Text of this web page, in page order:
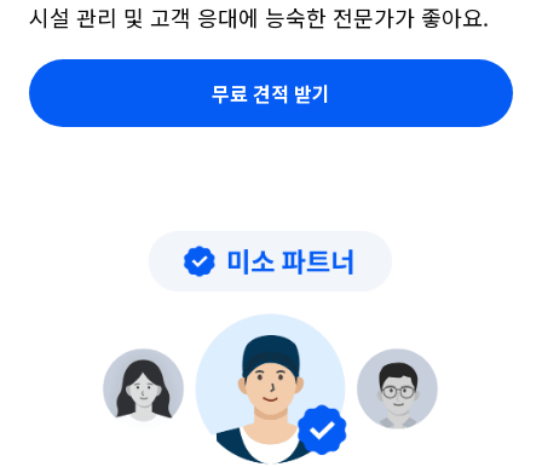
시설 관리 및 고객 응대에 능숙한 전문가가 좋아요.
무료 견적 받기